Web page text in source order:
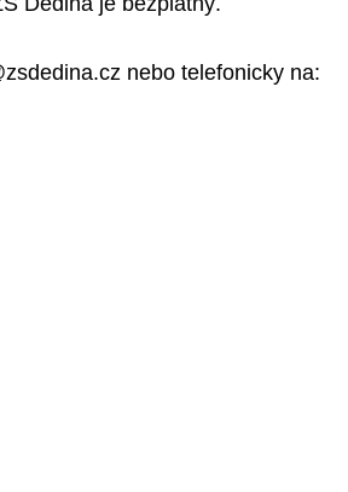
nebo telefonicky na: